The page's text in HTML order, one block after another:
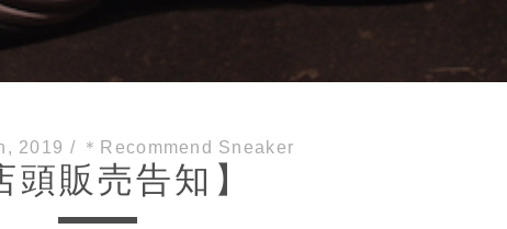
2019 / ＊Recommend Sneaker
頭販売告知】